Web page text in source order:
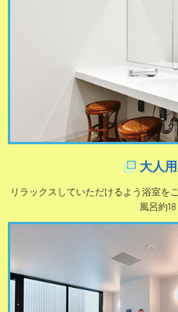
大人
リラックスしていただけるよう浴室
風呂約18